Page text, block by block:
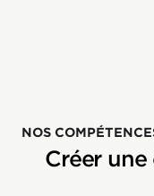
NOS
Créer